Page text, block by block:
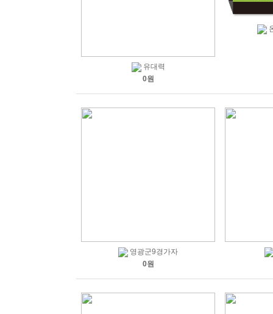
유대력
0원
영광군9경가자
0원